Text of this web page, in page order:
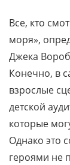
Все, кто
моря»,
Джека
Конечно, в
взрослые
детской
которые
Однако это
героями не